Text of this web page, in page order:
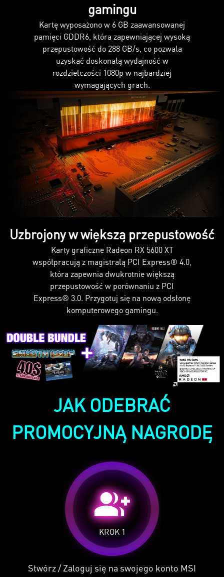
gamingu
Kartę wyposażono w 6 GB zaawansowanej
pamięci GDDR6, która zapewniającej wysoką
przepustowość do 288 GB/s, co pozwala
uzyskać doskonałą wydajność w
rozdzielczości 1080p w najbardziej
wymagających grach.
Uzbrojony w większą przepustowość
Karty graficzne Radeon RX 5600 XT
współpracują z magistralą PCI Express® 4.0,
która zapewnia dwukrotnie większą
przepustowość w porównaniu z PCI
Express® 3.0. Przygotuj się na nową odsłonę
komputerowego gamingu.
JAK ODEBRAĆ
PROMOCYJNĄ NAGRODĘ
group_add
KROK 1
Stwórz / Zaloguj się na swojego konto MSI